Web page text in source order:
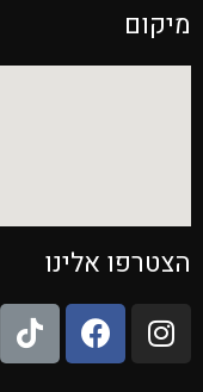
מיקום
הצטרפו אלינו